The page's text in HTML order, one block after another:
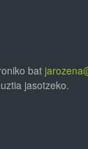
bat
jasotzeko.